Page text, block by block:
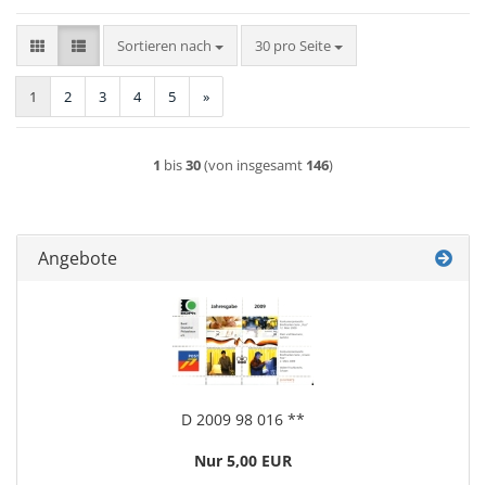
Sortieren nach
Sortieren nach 30 pro Seite
pro Seite
1 2 3 4 5 »
1 bis30(von insgesamt 146)
Angebote
D 2009 98 016 **
Nur 5,00 EUR